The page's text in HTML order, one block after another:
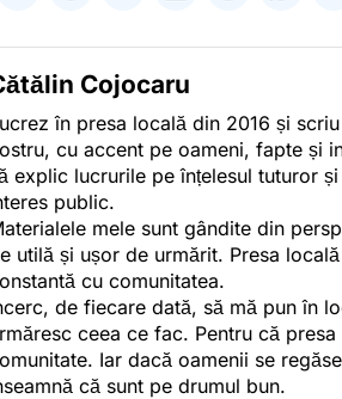
Cojocaru
în presa locală din 2016 și
cu accent pe oameni, fapte și
explic lucrurile pe înțelesul tuturor
public.
mele sunt gândite din
utilă și ușor de urmărit. Presa
cu comunitatea.
de fiecare dată, să mă pun în
ceea ce fac. Pentru că
Iar dacă oamenii se
că sunt pe drumul bun.